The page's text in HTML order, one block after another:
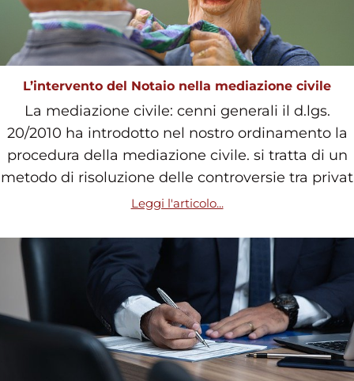
L’intervento del Notaio nella mediazione civile
La mediazione civile: cenni generali il d.lgs.
20/2010 ha introdotto nel nostro ordinamento la
procedura della mediazione civile. si tratta di un
metodo di risoluzione delle controversie tra privat
Leggi l'articolo...